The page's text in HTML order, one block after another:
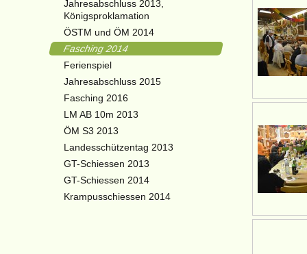
Jahresabschluss 2013,
Königsproklamation
ÖSTM und ÖM 2014
Fasching 2014
Ferienspiel
Jahresabschluss 2015
Fasching 2016
LM AB 10m 2013
ÖM S3 2013
Landesschützentag 2013
GT-Schiessen 2013
GT-Schiessen 2014
Krampusschiessen 2014